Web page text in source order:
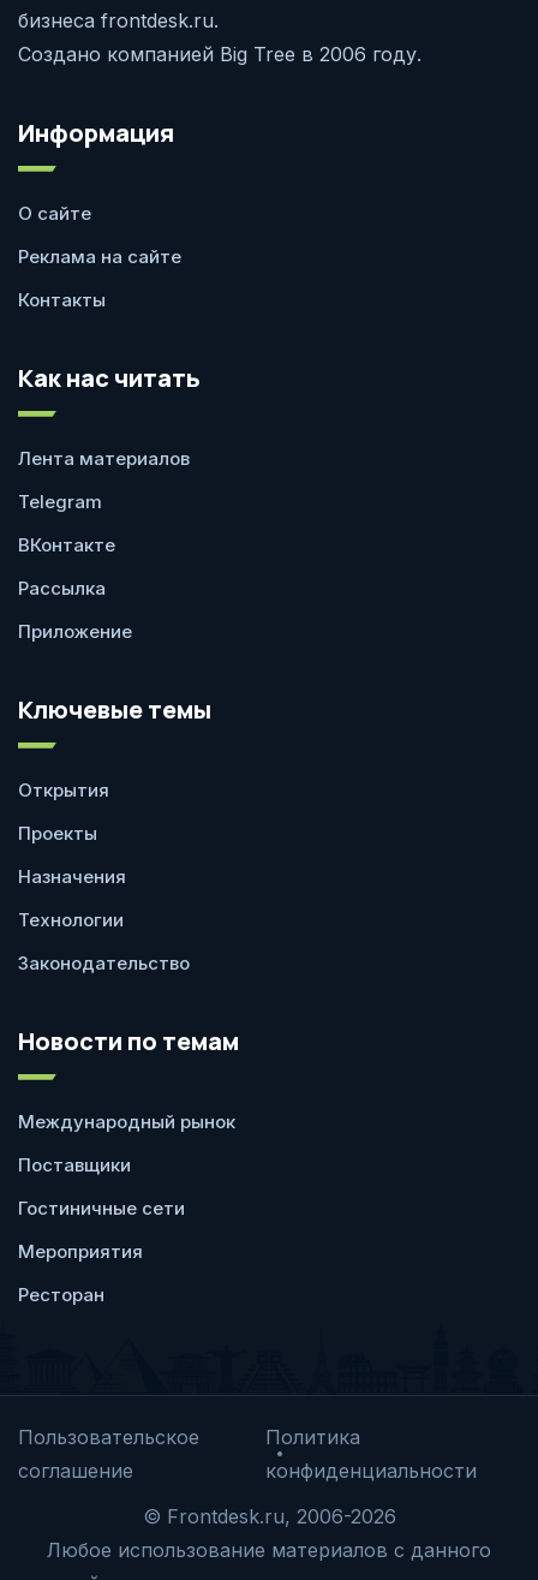
бизнеса frontdesk.ru.
Создано компанией Big Tree в 2006 году.
Информация
О сайте
Реклама на сайте
Контакты
Как нас читать
Лента материалов
Telegram
ВКонтакте
Рассылка
Приложение
Ключевые темы
Открытия
Проекты
Назначения
Технологии
Законодательство
Новости по темам
Международный рынок
Поставщики
Гостиничные сети
Мероприятия
Ресторан
Пользовательское
соглашение
Политика
конфиденциальности
© Frontdesk.ru, 2006-2026
Любое использование материалов с данного